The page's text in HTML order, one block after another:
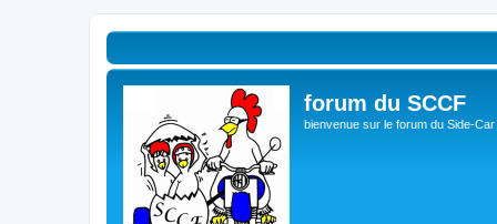
forum du SCCF
bienvenue sur le forum du Side-